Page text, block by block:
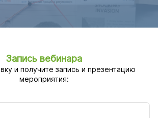
Запись вебинара
и получите запись и презентацию
мероприятия: